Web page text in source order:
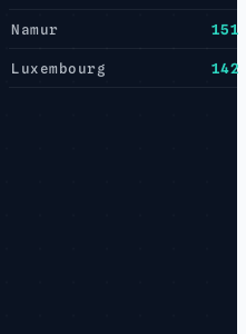
Namur 151
Luxembourg 142